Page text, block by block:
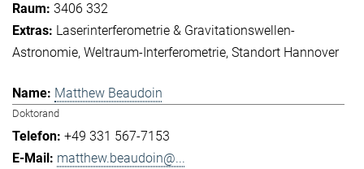
3406 332
Laserinterferometrie & Gravitationswellen-
Astronomie Weltraum-Interferometrie Standort Hannover
Matthew Beaudoin
Doktorand
+49 331 567-7153
matthew.beaudoin@...